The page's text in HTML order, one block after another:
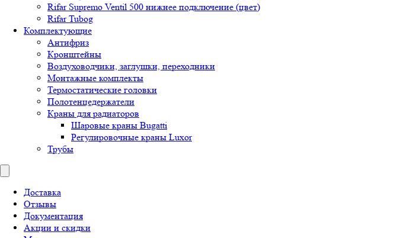
Rifar Supremo Ventil 500 нижнее подключение (цвет)
Rifar Tubog
Комплектующие
Антифриз
Кронштейны
Воздуховодчики, заглушки, переходники
Монтажные комплекты
Термостатические головки
Полотенцедержатели
Краны для радиаторов
Шаровые краны Bugatti
Регулировочные краны Luxor
Трубы
Доставка
Отзывы
Документация
Акции и скидки